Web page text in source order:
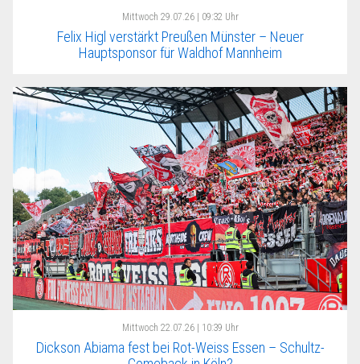
Mittwoch 29.07.26 | 09:32 Uhr
Felix Higl verstärkt Preußen Münster – Neuer
Hauptsponsor für Waldhof Mannheim
Mittwoch 22.07.26 | 10:39 Uhr
Dickson Abiama fest bei Rot-Weiss Essen – Schultz-